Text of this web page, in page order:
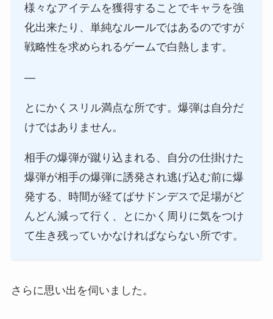
様々なアイテムを獲得することでキャラを強
化出来たり、単純なルールではあるのですが
戦略性を求められるゲームで白熱します。
—
とにかくスリル満点な所です。爆弾は自分だ
けではありません。
相手の爆弾が蹴り込まれる、自分の仕掛けた
爆弾が相手の爆弾に誘発され逃げ込む前に爆
発する、時間が経てばサドンデスで足場がど
んどん減って行く、とにかく周りに気をつけ
て生き残っていかなければならない所です。
さらに思い出を伺いました。